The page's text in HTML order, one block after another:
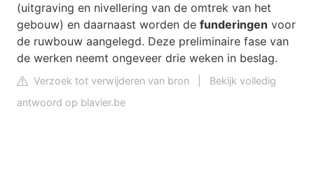
(uitgraving en nivellering van de omtrek van het
gebouw) en daarnaast worden de funderingen voor
de ruwbouw aangelegd. Deze preliminaire fase van
de werken neemt ongeveer drie weken in beslag.
Verzoek tot verwijderen van bron
Bekijk volledig
antwoord op blavier.be